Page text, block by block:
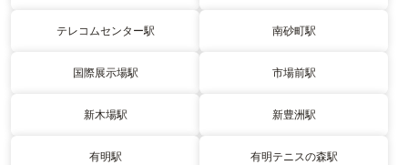
テレコムセンター駅 南砂町駅
国際展示場駅 市場前駅
新木場駅 新豊洲駅
有明駅 有明テニスの森駅